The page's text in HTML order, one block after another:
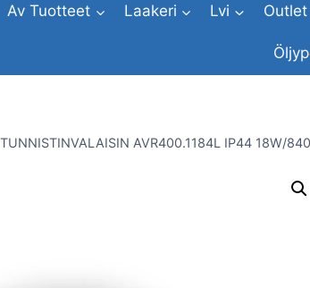
Av Tuotteet Laakeri Lvi Outlet
TUNNISTINVALAISIN AVR400.1184L IP44 18W/